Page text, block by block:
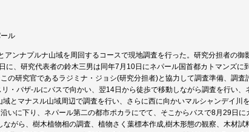
ル
ンナプルナ山域を周回するコースで現地調査を行った。研究分担者の御
に、研究代表者の鈴木三男は同年7月10日にネパール国首都カトマンズに
の研究官であるラジミナ・ジョシ(研究分担者)と協力して調査準備、調査
・バザ-ルにバスで向かい、翌14日から徒歩で移動しながら調査を行い、
とマナスル山域周辺で調査を行い、さらに西に向かいマルシャンデイ川
いに下り、ネパール第二の都市ポカラにでて、そこからバスで8月29日に
がら、樹木植物相の調査、植物さく葉標本作成,樹木形態の観察、木材試